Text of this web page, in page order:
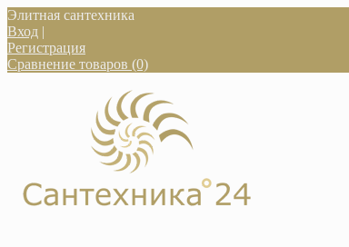
Элитная сантехника
Вход |
Регистрация
Сравнение товаров (0)